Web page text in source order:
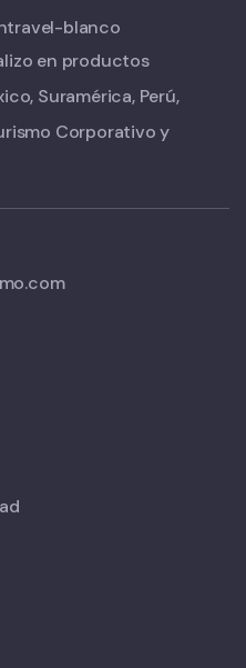
en productos
Suramérica, Perú,
Corporativo y